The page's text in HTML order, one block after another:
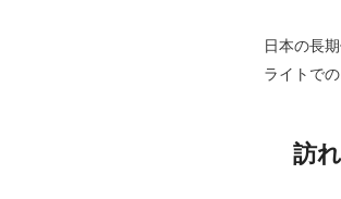
日本の長
ライトで
訪